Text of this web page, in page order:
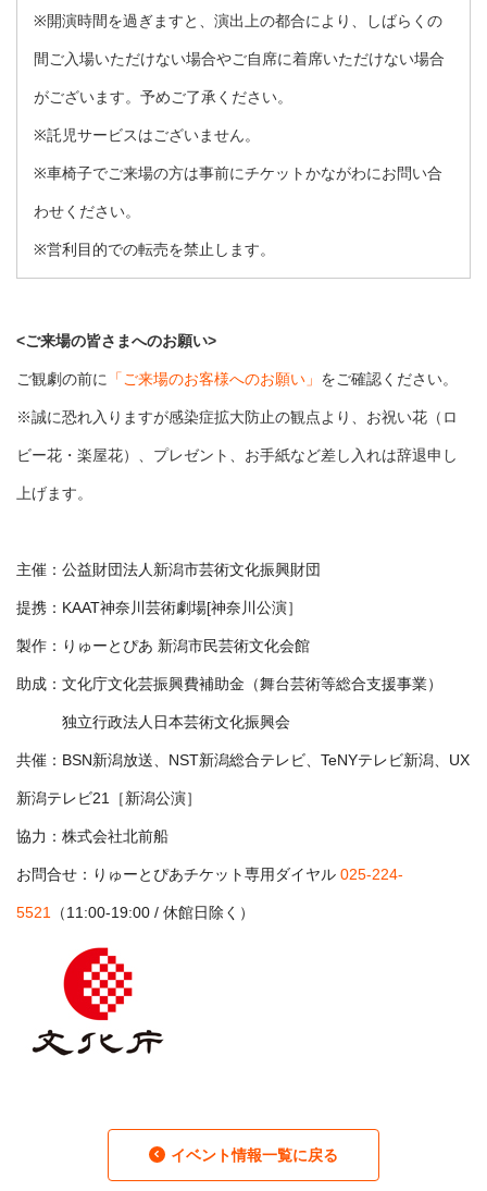
※開演時間を過ぎますと、演出上の都合により、しばらくの
間ご入場いただけない場合やご自席に着席いただけない場合
がございます。予めご了承ください。
※託児サービスはございません。
※車椅子でご来場の方は事前にチケットかながわにお問い合
わせください。
※営利目的での転売を禁止します。
<ご来場の皆さまへのお願い>
ご観劇の前に 「ご来場のお客様へのお願い」 をご確認ください。
※誠に恐れ入りますが感染症拡大防止の観点より、お祝い花（ロ
ビー花・楽屋花）、プレゼント、お手紙など差し入れは辞退申し
上げます。
主催：公益財団法人新潟市芸術文化振興財団
提携：KAAT神奈川芸術劇場[神奈川公演］
製作：りゅーとぴあ 新潟市民芸術文化会館
助成：文化庁文化芸振興費補助金（舞台芸術等総合支援事業）
独立行政法人日本芸術文化振興会
共催：BSN新潟放送、NST新潟総合テレビ、TeNYテレビ新潟、UX
新潟テレビ21［新潟公演］
協力：株式会社北前船
お問合せ：りゅーとぴあチケット専用ダイヤル 025-224-
5521 （11:00-19:00 / 休館日除く）
イベント情報一覧に戻る